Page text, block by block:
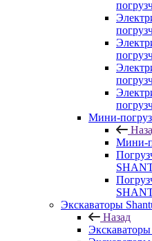
Мини-
Мини-
Экскаваторы
Назад
Экскаваторы